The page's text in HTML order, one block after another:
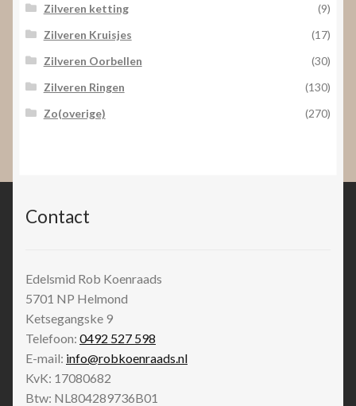
Zilveren ketting
(9)
Zilveren Kruisjes
(17)
Zilveren Oorbellen
(30)
Zilveren Ringen
(130)
Zo(overige)
(270)
Contact
Edelsmid Rob Koenraads
5701 NP Helmond
Ketsegangske 9
Telefoon: 0492 527 598
E-mail: info@robkoenraads.nl
KvK: 17080682
Btw: NL804289736B01